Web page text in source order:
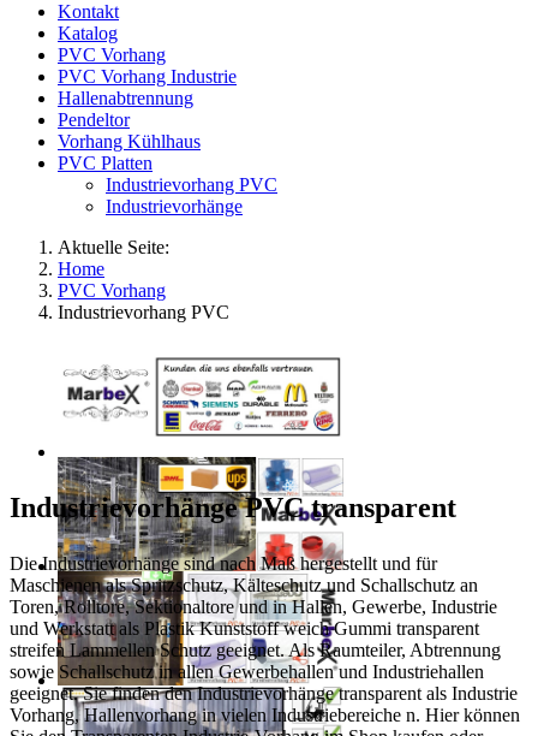
Kontakt
Katalog
PVC Vorhang
PVC Vorhang Industrie
Hallenabtrennung
Pendeltor
Vorhang Kühlhaus
PVC Platten
Industrievorhang PVC
Industrievorhänge
Aktuelle Seite:
Home
PVC Vorhang
Industrievorhang PVC
Industrievorhänge PVC transparent
Die Industrievorhänge sind nach Maß hergestellt und für
Maschienen als Spritzschutz, Kälteschutz und Schallschutz an
Toren, Rolltore, Sektionaltore und in Hallen, Gewerbe, Industrie
und Werkstatt als Plastik Kunststoff weich Gummi transparent
streifen Lammellen Schutz geeignet. Als Raumteiler, Abtrennung
sowie Schallschutz in allen Gewerbehallen und Industriehallen
geeignet. Sie finden den Industrievorhänge transparent als Industrie
Vorhang, Hallenvorhang in vielen Industriebereiche n. Hier können